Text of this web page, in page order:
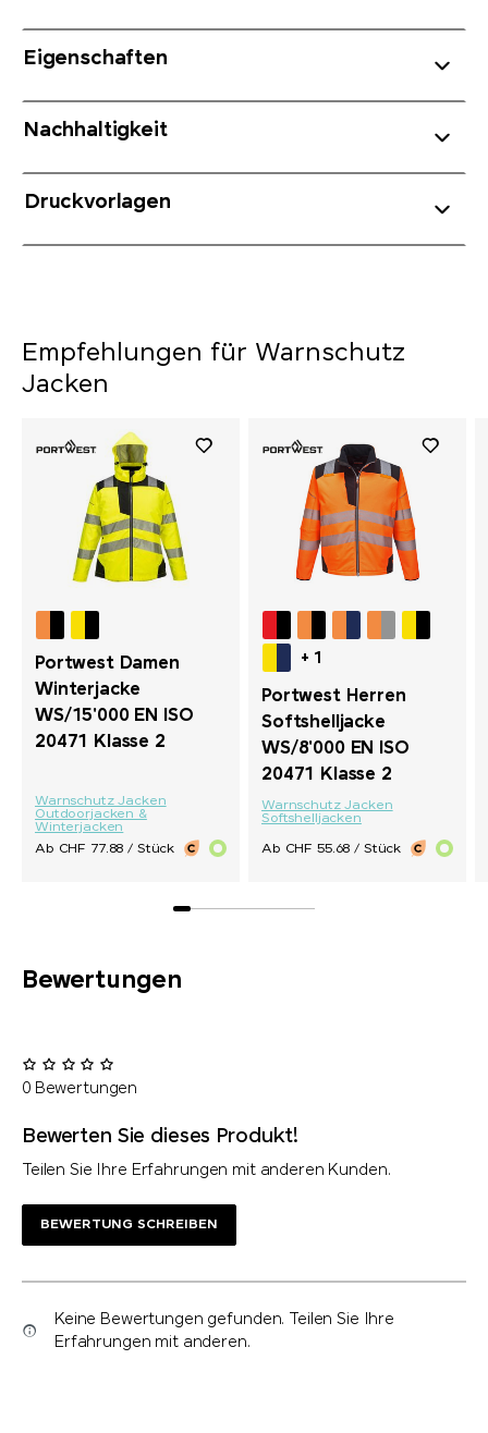
Eigenschaften
Nachhaltigkeit
Druckvorlagen
Empfehlungen für Warnschutz
Jacken
Portwest Damen
Winterjacke
WS/15'000 EN ISO
20471 Klasse 2
Warnschutz Jacken
Outdoorjacken &
Winterjacken
Ab CHF 77.88 / Stück
+ 1
Portwest Herren
Softshelljacke
WS/8'000 EN ISO
20471 Klasse 2
Warnschutz Jacken
Softshelljacken
Ab CHF 55.68 / Stück
Bewertungen
0 Bewertungen
Bewerten Sie dieses Produkt!
Teilen Sie Ihre Erfahrungen mit anderen Kunden.
BEWERTUNG SCHREIBEN
Keine Bewertungen gefunden. Teilen Sie Ihre
Erfahrungen mit anderen.